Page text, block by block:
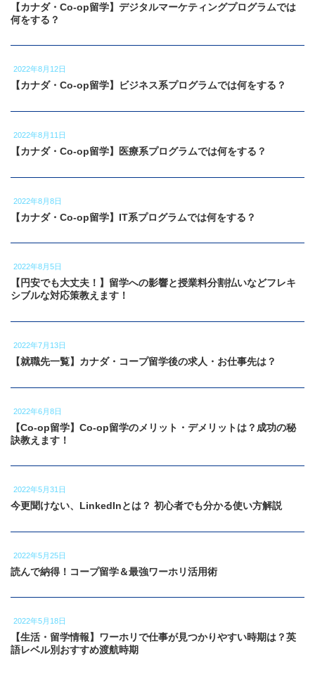
【カナダ・Co-op留学】デジタルマーケティングプログラムでは
何をする？
2022年8月12日
【カナダ・Co-op留学】ビジネス系プログラムでは何をする？
2022年8月11日
【カナダ・Co-op留学】医療系プログラムでは何をする？
2022年8月8日
【カナダ・Co-op留学】IT系プログラムでは何をする？
2022年8月5日
【円安でも大丈夫！】留学への影響と授業料分割払いなどフレキ
シブルな対応策教えます！
2022年7月13日
【就職先一覧】カナダ・コープ留学後の求人・お仕事先は？
2022年6月8日
【Co-op留学】Co-op留学のメリット・デメリットは？成功の秘
訣教えます！
2022年5月31日
今更聞けない、LinkedInとは？ 初心者でも分かる使い方解説
2022年5月25日
読んで納得！コープ留学＆最強ワーホリ活用術
2022年5月18日
【生活・留学情報】ワーホリで仕事が見つかりやすい時期は？英
語レベル別おすすめ渡航時期